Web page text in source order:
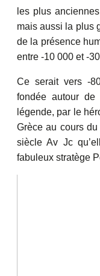
les plus
mais aussi la plus
de la présence
entre -10 000 et -
Ce serait vers -
fondée autour
légende, par le
Grèce au cours
siècle Av Jc
fabuleux stratège